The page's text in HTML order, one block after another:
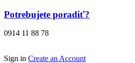
Preskočiť
obsah
Potrebujete poradiť?
0914 11 88 78
Sign in Create an Account